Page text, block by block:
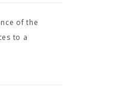
of the
to a